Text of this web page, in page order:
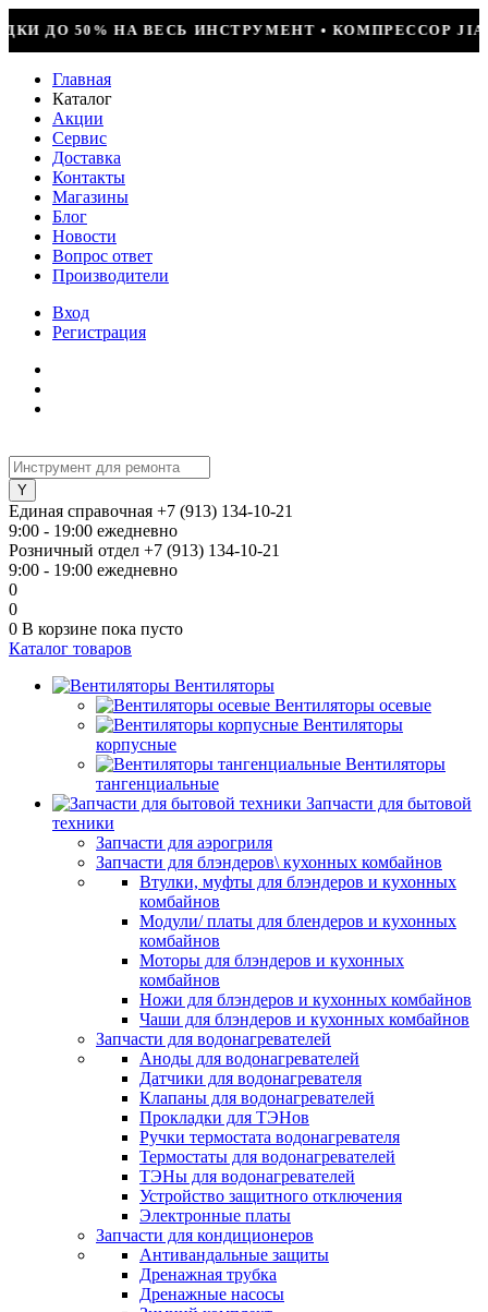
• КОМПРЕССОР JIAXIPERA T1114YB, 170ВТ, R-
Главная
Каталог
Акции
Сервис
Доставка
Контакты
Магазины
Блог
Новости
Вопрос ответ
Производители
Вход
Регистрация
Единая справочная +7 (913) 134-10-21
9:00 - 19:00 ежедневно
Розничный отдел +7 (913) 134-10-21
9:00 - 19:00 ежедневно
0
0
0 В корзине пока пусто
Каталог товаров
Вентиляторы
Вентиляторы осевые
Вентиляторы
корпусные
Вентиляторы
тангенциальные
Запчасти для бытовой
техники
Запчасти для аэрогриля
Запчасти для блэндеров\ кухонных комбайнов
Втулки, муфты для блэндеров и кухонных
комбайнов
Модули/ платы для блендеров и кухонных
комбайнов
Моторы для блэндеров и кухонных
комбайнов
Ножи для блэндеров и кухонных комбайнов
Чаши для блэндеров и кухонных комбайнов
Запчасти для водонагревателей
Аноды для водонагревателей
Датчики для водонагревателя
Клапаны для водонагревателей
Прокладки для ТЭНов
Ручки термостата водонагревателя
Термостаты для водонагревателей
ТЭНы для водонагревателей
Устройство защитного отключения
Электронные платы
Запчасти для кондиционеров
Антивандальные защиты
Дренажная трубка
Дренажные насосы